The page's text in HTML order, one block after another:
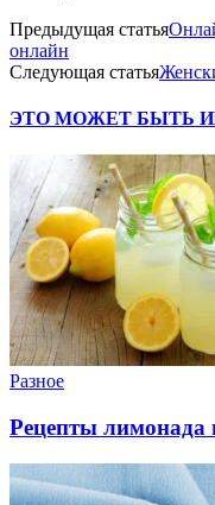
Предыдущая статья
онлайн
Следующая статья
ЭТО МОЖЕТ БЫТЬ
Разное
Рецепты лимонада